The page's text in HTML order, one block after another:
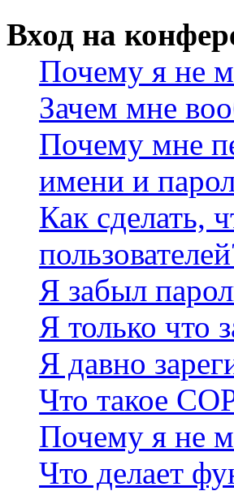
Вход на
Почему я не
Зачем мне
Почему мне
имени и
Как сделать,
Я забыл
Я только что
Я давно
Что такое
Почему я не
Что делает